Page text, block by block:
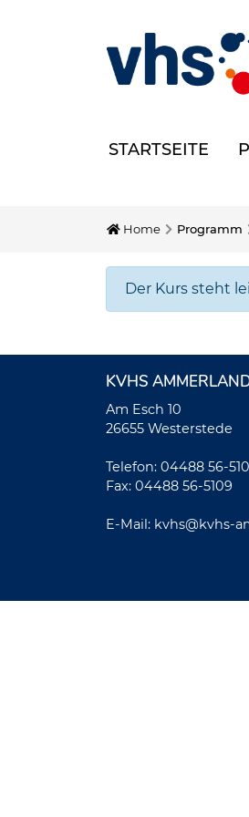
STARTSEITE
Home Programm
Der Kurs steht
KVHS
Am Esch 10
26655 Westerstede
Telefon: 04488 56-
Fax: 04488 56-5109
E-Mail: kvhs@kvhs-